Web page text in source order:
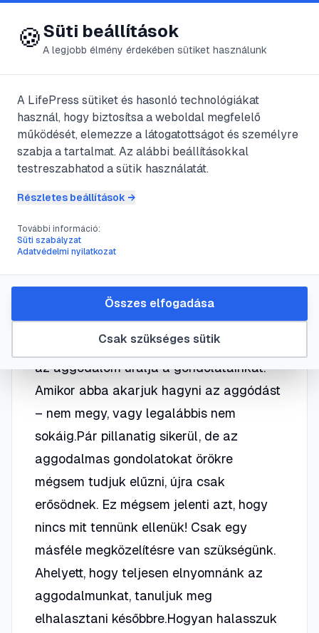
😍 LifePress
@mihrman
2024. június 29. · 2perc olvasás
A szorongás
elhalasztása
#aggodalom
Nagyon nehéz mindennapi életünkben
hatékonynak lenni, amikor a szorongás és
az aggodalom uralja a gondolatainkat.
Amikor abba akarjuk hagyni az aggódást
– nem megy, vagy legalábbis nem
sokáig.Pár pillanatig sikerül, de az
aggodalmas gondolatokat örökre
mégsem tudjuk elűzni, újra csak
erősödnek. Ez mégsem jelenti azt, hogy
nincs mit tennünk ellenük! Csak egy
másféle megközelítésre van szükségünk.
Ahelyett, hogy teljesen elnyomnánk az
aggodalmunkat, tanuljuk meg
elhalasztani későbbre.Hogyan halasszuk
🍪Süti beállítások
A legjobb élmény érdekében sütiket használunk
A LifePress sütiket és hasonló technológiákat
használ, hogy biztosítsa a weboldal megfelelő
működését, elemezze a látogatottságot és személyre
szabja a tartalmat. Az alábbi beállításokkal
testreszabhatod a sütik használatát.
Részletes beállítások →
További információ:
Süti szabályzat
Adatvédelmi nyilatkozat
Csak szükséges sütik
Összes elfogadása